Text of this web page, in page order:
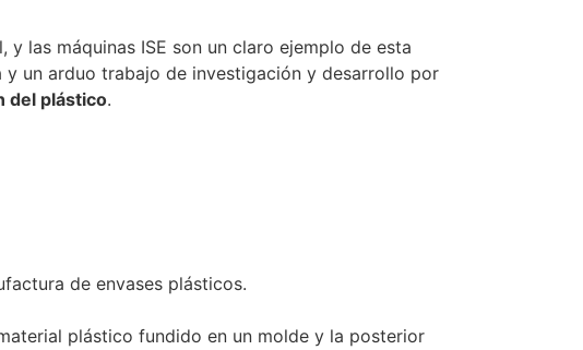
las máquinas ISE son un claro ejemplo de esta
un arduo trabajo de investigación y desarrollo por
del plástico.
de envases plásticos.
plástico fundido en un molde y la posterior